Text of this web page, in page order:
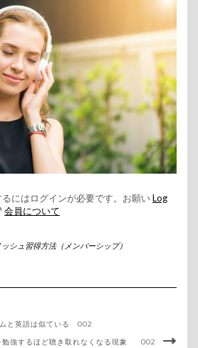
にはログインが必要です。お願いLog
会員について
シュ習得方法（メンバーシップ）
と英語は似ている 002
勉強するほど聴き取れなくなる現象 002